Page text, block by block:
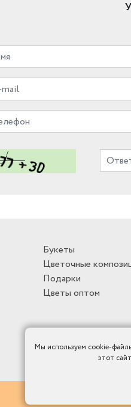
Букеты
Цветочные
Подарки
Цветы оптом
Мы используем cookie-
этот